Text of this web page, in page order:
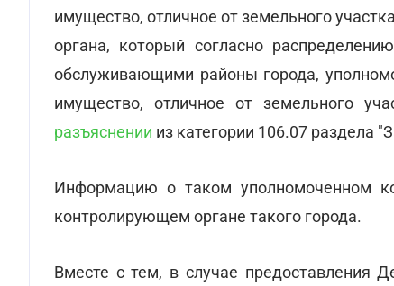
имущество, отличное от земельного
органа, который согласно
обслуживающими районы города,
имущество, отличное от земельного
разъяснении из категории 106.07 раздела
Информацию о таком уполномоченном
контролирующем органе такого города.
Вместе с тем, в случае предоставления